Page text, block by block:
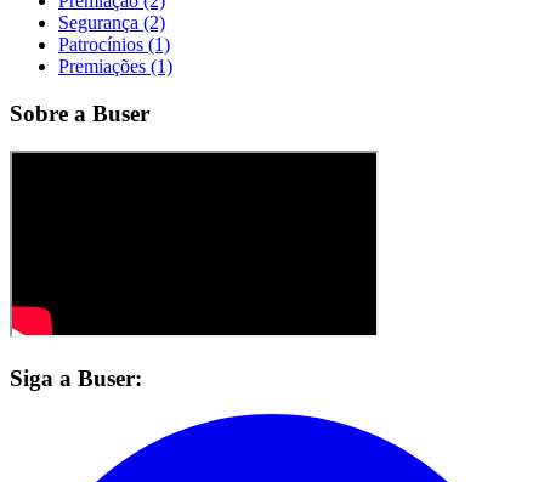
Segurança (2)
Patrocínios (1)
Premiações (1)
Sobre a Buser
Siga a Buser: